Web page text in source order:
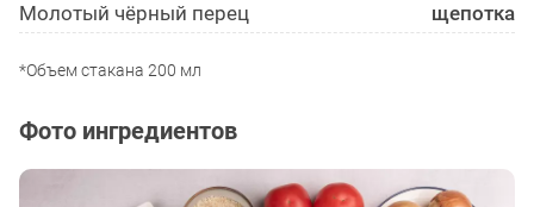
Молотый чёрный перец
щепотка
*Объем стакана 200 мл
Фото ингредиентов